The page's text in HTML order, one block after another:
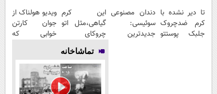
تا دیر نشده با
کرم ضدچروک
جلبک پوستتو
دندان مصنوعی
سوئیسی:
جدیدترین
این کرم
گیاهی،مثل اتو
چروکای
پوستتوصاف
میکنه!50%تخفیف
ویدیو هولناک از
جوان کارتن
خوابی که
تماشاخانه